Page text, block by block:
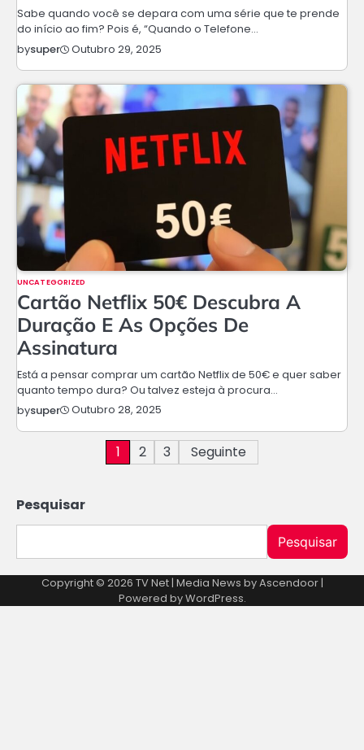
Sabe quando você se depara com uma série que te prende
do início ao fim? Pois é, “Quando o Telefone…
bysuper Outubro 29, 2025
UNCATEGORIZED
Cartão Netflix 50€ Descubra A
Duração E As Opções De
Assinatura
Está a pensar comprar um cartão Netflix de 50€ e quer saber
quanto tempo dura? Ou talvez esteja à procura…
bysuper Outubro 28, 2025
conteúdos
1 2 3 Seguinte
Pesquisar
Pesquisar
Copyright © 2026 TV Net| Media News byAscendoor|
Powered byWordPress.